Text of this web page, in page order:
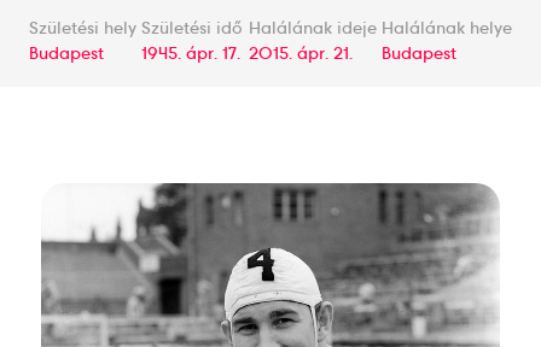
Születési hely
Budapest
Születési idő
1945. ápr. 17.
Halálának ideje
2015. ápr. 21.
Halálának helye
Budapest